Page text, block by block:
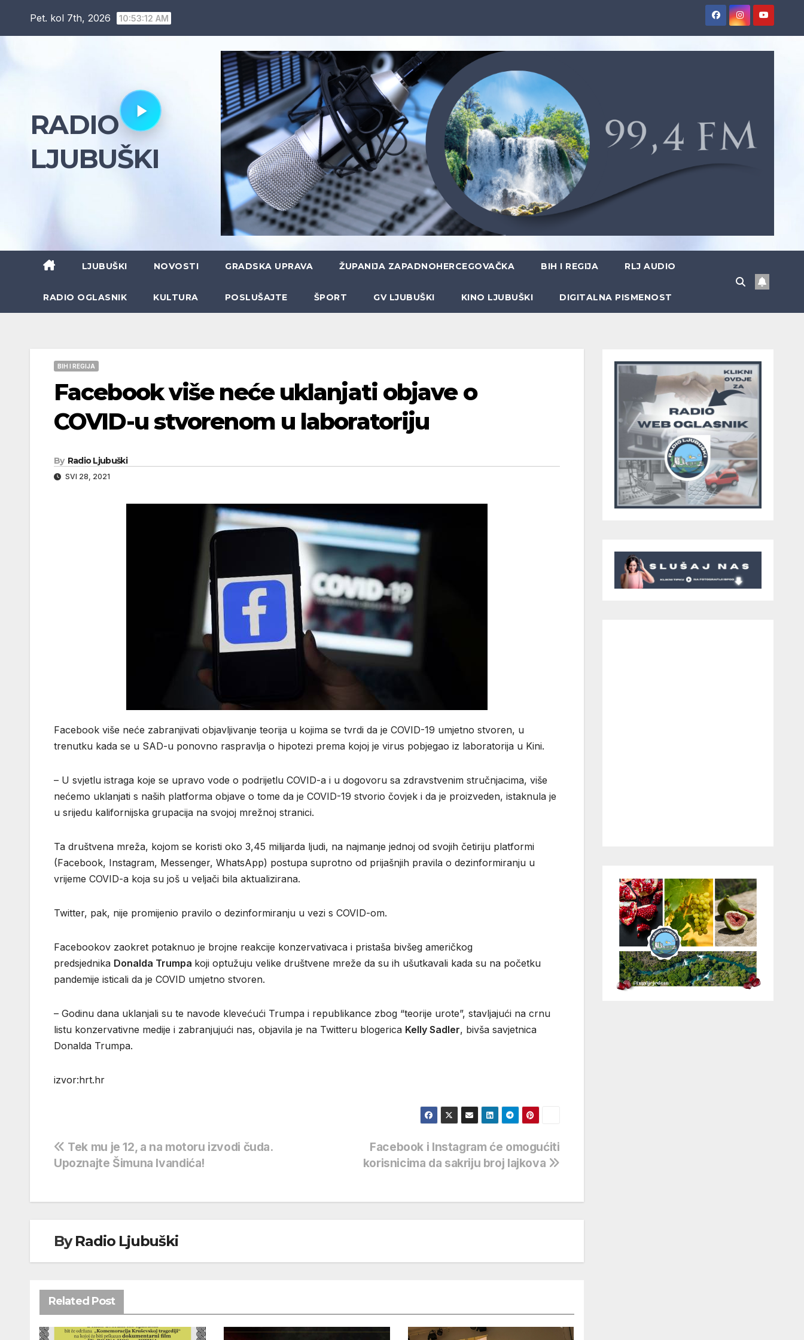
Pet. kol 7th, 2026 10:53:13 AM
RADIO
LJUBUŠKI
LJUBUŠKI NOVOSTI GRADSKA UPRAVA ŽUPANIJA ZAPADNOHERCEGOVAČKA BIH I REGIJA RLJ AUDIO
RADIO OGLASNIK KULTURA POSLUŠAJTE ŠPORT GV LJUBUŠKI KINO LJUBUŠKI DIGITALNA PISMENOST
BIH I REGIJA
Facebook više neće uklanjati objave o
COVID-u stvorenom u laboratoriju
By Radio Ljubuški
SVI 28, 2021
Facebook više neće zabranjivati objavljivanje teorija u kojima se tvrdi da je COVID-19 umjetno stvoren, u
trenutku kada se u SAD-u ponovno raspravlja o hipotezi prema kojoj je virus pobjegao iz laboratorija u Kini.
– U svjetlu istraga koje se upravo vode o podrijetlu COVID-a i u dogovoru sa zdravstvenim stručnjacima, više
nećemo uklanjati s naših platforma objave o tome da je COVID-19 stvorio čovjek i da je proizveden, istaknula je
u srijedu kalifornijska grupacija na svojoj mrežnoj stranici.
Ta društvena mreža, kojom se koristi oko 3,45 milijarda ljudi, na najmanje jednoj od svojih četiriju platformi
(Facebook, Instagram, Messenger, WhatsApp) postupa suprotno od prijašnjih pravila o dezinformiranju u
vrijeme COVID-a koja su još u veljači bila aktualizirana.
Twitter, pak, nije promijenio pravilo o dezinformiranju u vezi s COVID-om.
Facebookov zaokret potaknuo je brojne reakcije konzervativaca i pristaša bivšeg američkog
predsjednika Donalda Trumpa koji optužuju velike društvene mreže da su ih ušutkavali kada su na početku
pandemije isticali da je COVID umjetno stvoren.
– Godinu dana uklanjali su te navode klevećući Trumpa i republikance zbog “teorije urote”, stavljajući na crnu
listu konzervativne medije i zabranjujući nas, objavila je na Twitteru blogerica Kelly Sadler, bivša savjetnica
Donalda Trumpa.
izvor:hrt.hr
Navigacija
objava
Facebook i Instagram će omogućiti
korisnicima da sakriju broj lajkova
Tek mu je 12, a na motoru izvodi čuda.
Upoznajte Šimuna Ivandića!
ByRadio Ljubuški
Related Post